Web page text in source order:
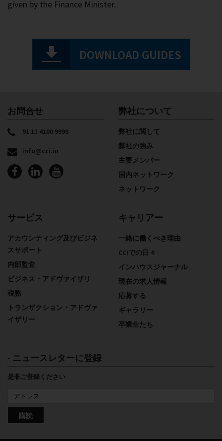
prospective businesses simplifies the complex version
DOWNLOAD GUIDES
お問合せ
91 11 4100 9999
info@cci.in
弊社について
弊社に関して
弊社の強み
主要メンバー
国内ネットワーク
サービス
アカウンティング及びビジネ
スサポート
内部監査
ビジネス・アドヴァイザリ
税務
トランザクション・アドヴァ
キャリアー
一緒に働くべき理由
CCIでの日々
インハウスジャーナル
現在の求人情報
応募する
ギャラリー
- ニュースレターに登録
是非ご登録ください